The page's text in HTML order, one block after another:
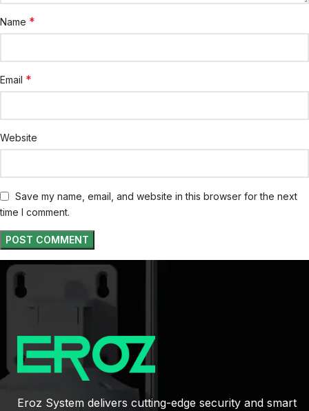
Name *
Email *
Website
Save my name, email, and website in this browser for the next
time I comment.
Eroz System delivers cutting-edge security and smart